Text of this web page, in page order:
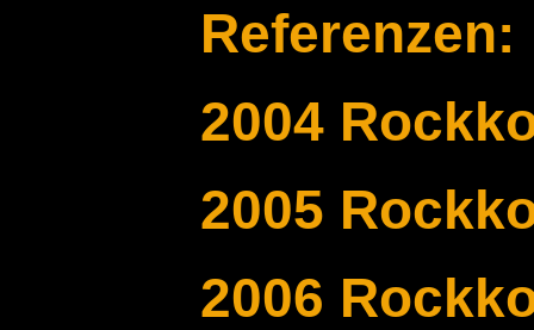
Referenzen:
2004
2005
2006